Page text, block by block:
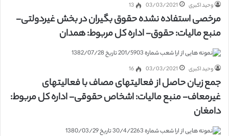
وحید اکبری 03/03/2021
13
مرخصی استفاده نشده حقوق بگیران در بخش غیردولتی-
منبع مالیات: حقوق- اداره کل مربوط: همدان
وحید اکبری 03/03/2021
16
جمع زیان حاصل از فعالیتهای مصاف با فعالیتهای
غیرمعاف- منبع مالیات: اشخاص حقوقی- اداره کل مربوط:
دامغان